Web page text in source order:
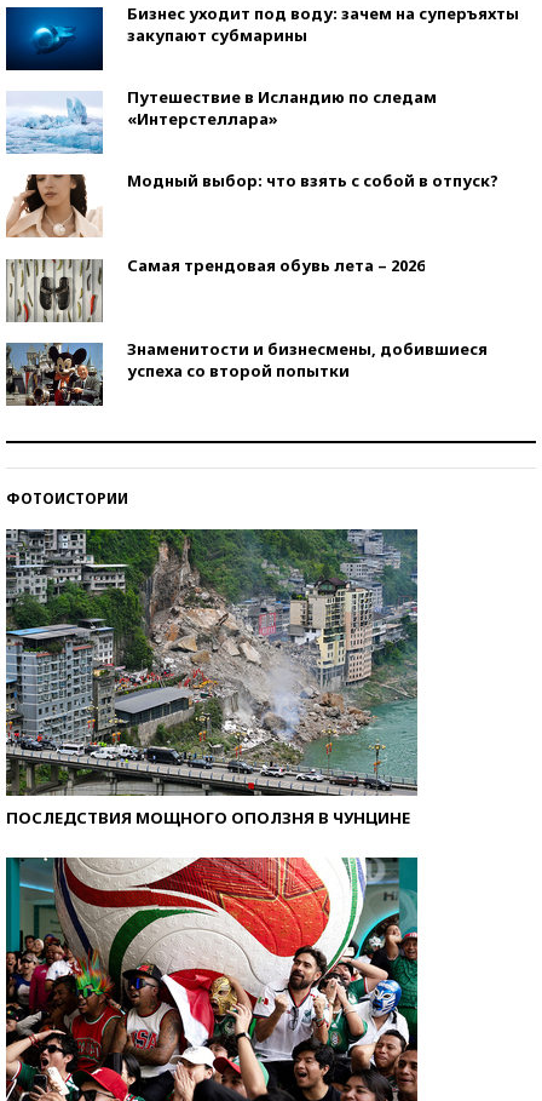
Бизнес уходит под воду: зачем на суперъяхты
закупают субмарины
Путешествие в Исландию по следам
«Интерстеллара»
Модный выбор: что взять с собой в отпуск?
Самая трендовая обувь лета – 2026
Знаменитости и бизнесмены, добившиеся
успеха со второй попытки
ФОТОИСТОРИИ
ПОСЛЕДСТВИЯ МОЩНОГО ОПОЛЗНЯ В ЧУНЦИНЕ